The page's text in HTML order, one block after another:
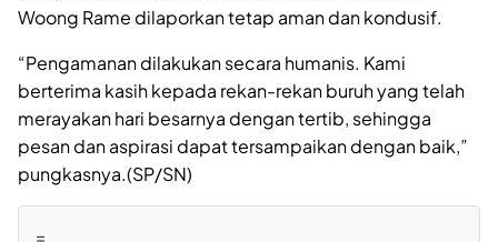
Woong Rame dilaporkan tetap aman dan kondusif.
“Pengamanan dilakukan secara humanis. Kami
berterima kasih kepada rekan-rekan buruh yang telah
merayakan hari besarnya dengan tertib, sehingga
pesan dan aspirasi dapat tersampaikan dengan baik,”
pungkasnya.(SP/SN)
=